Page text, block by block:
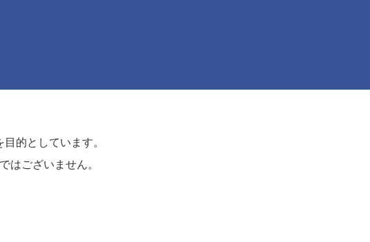
的としています。
はございません。